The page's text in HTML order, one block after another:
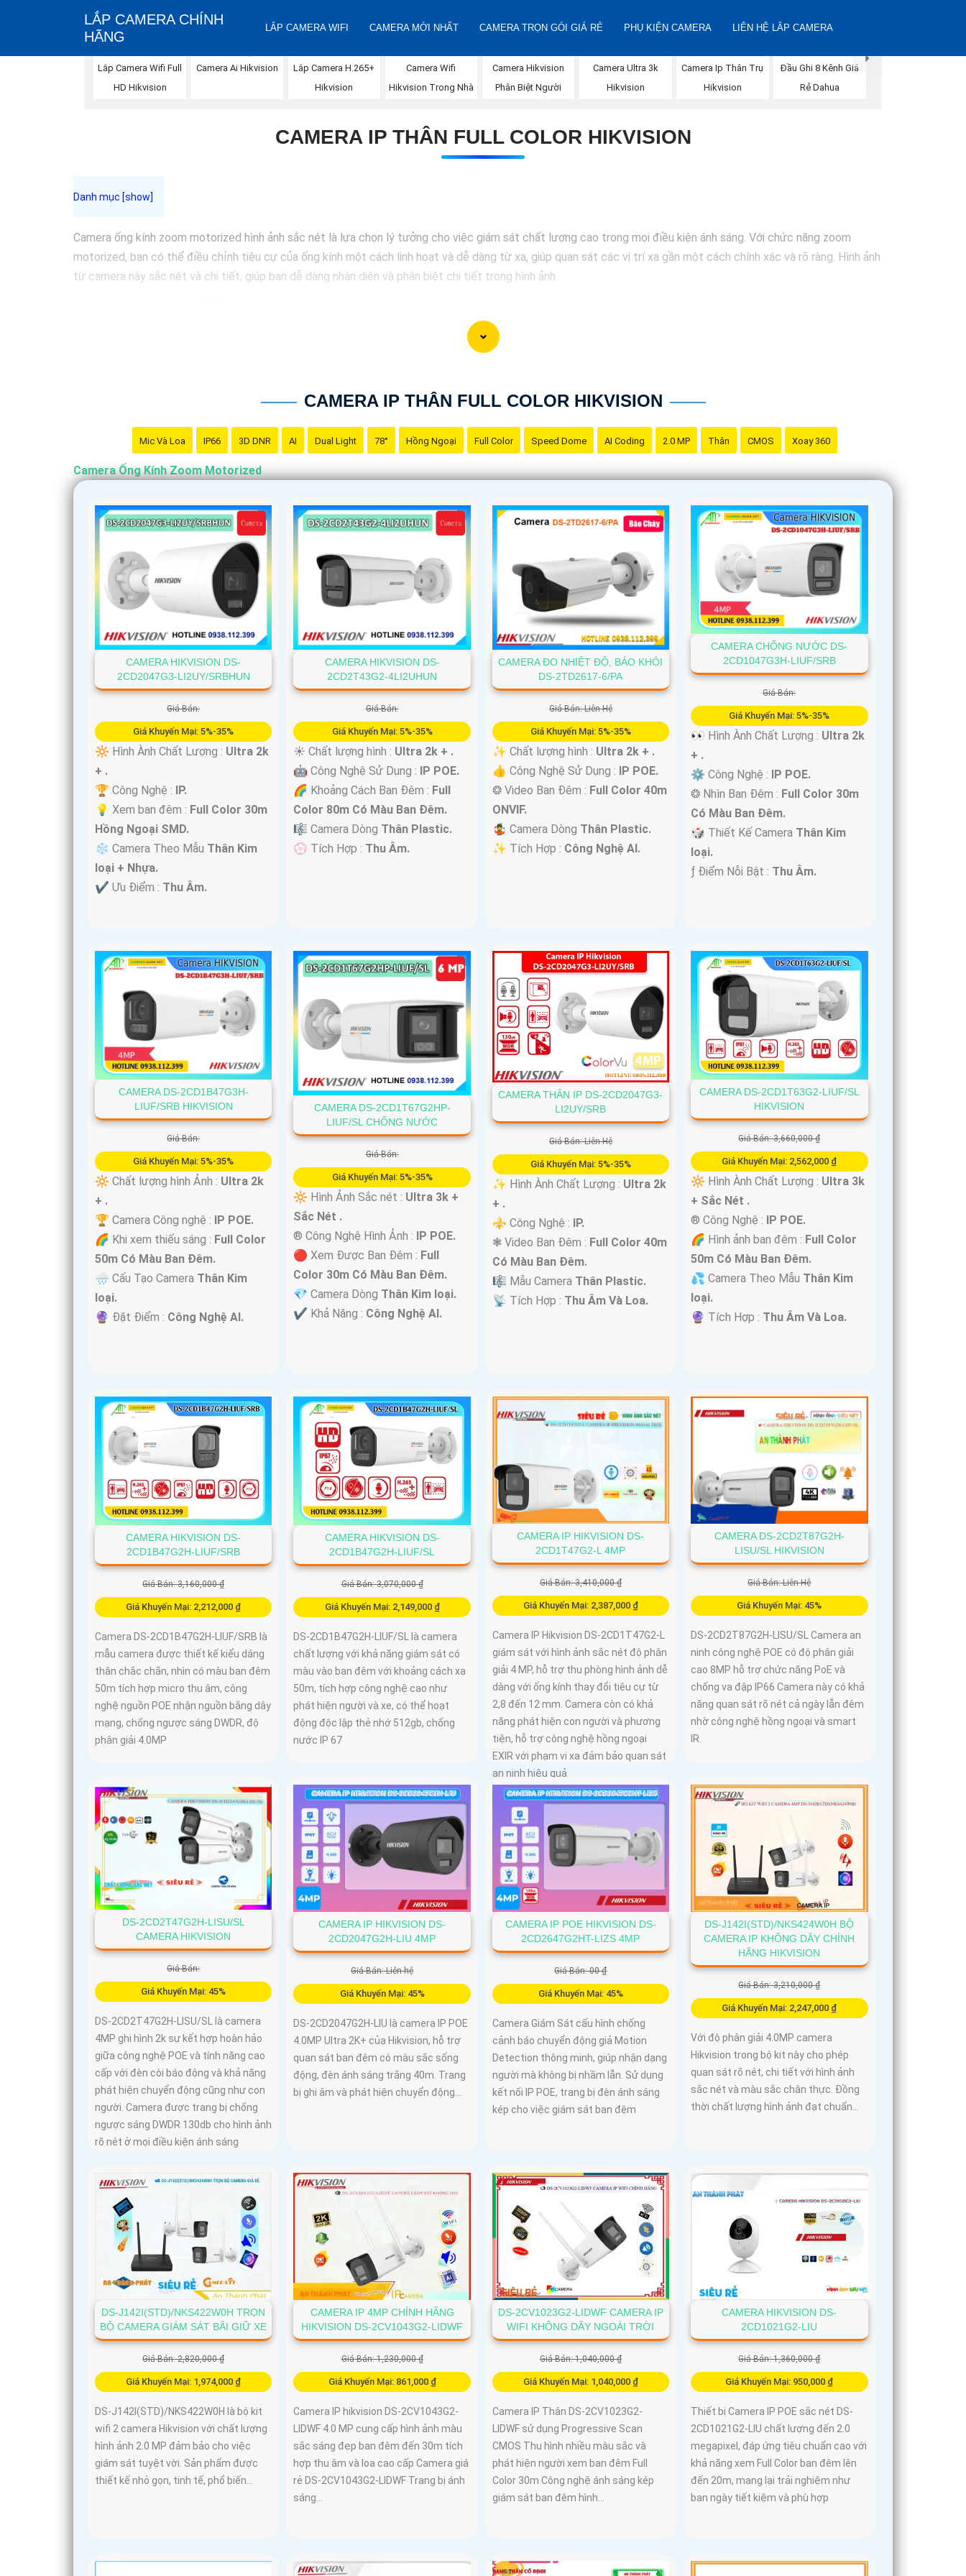
LẮP CAMERA CHÍNH
HÃNG
LẮP CAMERA WIFI CAMERA MỚI NHẤT CAMERA TRỌN GÓI GIÁ RẺ PHỤ KIỆN CAMERA LIÊN HỆ LẮP CAMERA
Lắp Camera Wifi Full
HD Hikvision
Camera Ai Hikvision
Lắp Camera H.265+
Hikvision
Camera Wifi
Hikvision Trong Nhà
Camera Hikvision
Phân Biệt Người
Camera Ultra 3k
Hikvision
Camera Ip Thân Trụ
Hikvision
Đầu Ghi 8 Kênh Giá
Rẻ Dahua
CAMERA IP THÂN FULL COLOR HIKVISION
Camera ống kính zoom motorized hình ảnh sắc nét là lựa chọn lý tưởng cho việc giám sát chất lượng cao trong mọi điều kiện ánh sáng. Với chức năng zoom
motorized, bạn có thể điều chỉnh tiêu cự của ống kính một cách linh hoạt và dễ dàng từ xa, giúp quan sát các vị trí xa gần một cách chính xác và rõ ràng. Hình ảnh
từ camera này sắc nét và chi tiết, giúp bạn dễ dàng nhận diện và phân biệt chi tiết trong hình ảnh.
CAMERA IP THÂN FULL COLOR HIKVISION
Mic Và Loa IP66 3D DNR AI Dual Light 78° Hồng Ngoại Full Color Speed Dome AI Coding 2.0 MP Thân CMOS Xoay 360
Camera Ống Kính Zoom Motorized
CAMERA HIKVISION DS-
2CD2047G3-LI2UY/SRBHUN
Giá Bán:
Giá Khuyến Mại: 5%-35%
🔆 Hình Ành Chất Lượng : Ultra 2k
+ .
🏆 Công Nghệ : IP.
💡 Xem ban đêm : Full Color 30m
Hồng Ngoại SMD.
❄ Camera Theo Mẫu Thân Kim
loại + Nhựa.
️✔️ Ưu Điểm : Thu Âm.
CAMERA HIKVISION DS-
2CD2T43G2-4LI2UHUN
Giá Bán:
Giá Khuyến Mại: 5%-35%
☀️ Chất lượng hình : Ultra 2k + .
🤖️ Công Nghệ Sử Dụng : IP POE.
🌈 Khoảng Cách Ban Đêm : Full
Color 80m Có Màu Ban Ðêm.
🎼️ Camera Dòng Thân Plastic.
️💮 Tích Hợp : Thu Âm.
CAMERA ĐO NHIỆT ĐỘ, BÁO KHÓI
DS-2TD2617-6/PA
Giá Bán: Liên Hệ
Giá Khuyến Mại: 5%-35%
✨ Chất lượng hình : Ultra 2k + .
👍 Công Nghệ Sử Dụng : IP POE.
❂ Video Ban Đêm : Full Color 40m
ONVIF.
🤹 Camera Dòng Thân Plastic.
️✨ Tích Hợp : Công Nghệ AI.
CAMERA CHỐNG NƯỚC DS-
2CD1047G3H-LIUF/SRB
Giá Bán:
Giá Khuyến Mại: 5%-35%
️
👀 Hình Ành Chất Lượng : Ultra 2k
+ .
⚙ Công Nghệ : IP POE.
❂ Nhìn Ban Đêm : Full Color 30m
Có Màu Ban Ðêm.
🎲 Thiết Kế Camera Thân Kim
loại.
️ƒ Điểm Nỗi Bật : Thu Âm.
CAMERA DS-2CD1B47G3H-
LIUF/SRB HIKVISION
Giá Bán:
Giá Khuyến Mại: 5%-35%
🔆 Chất lượng hình Ảnh : Ultra 2k
+ .
🏆 Camera Công nghệ : IP POE.
🌈 Khi xem thiếu sáng : Full Color
50m Có Màu Ban Ðêm.
🌧️ Cấu Tạo Camera Thân Kim
loại.
️🔮 Đặt Điểm : Công Nghệ AI.
CAMERA DS-2CD1T67G2HP-
LIUF/SL CHỐNG NƯỚC
Giá Bán:
Giá Khuyến Mại: 5%-35%
🔆 Hình Ảnh Sắc nét : Ultra 3k +
Sắc Nét .
®️ Công Nghệ Hình Ảnh : IP POE.
🔴 Xem Được Ban Đêm : Full
Color 30m Có Màu Ban Ðêm.
💎 Camera Dòng Thân Kim loại.
️✔️ Khả Năng : Công Nghệ AI.
CAMERA THÂN IP DS-2CD2047G3-
LI2UY/SRB
Giá Bán: Liên Hệ
Giá Khuyến Mại: 5%-35%
✨ Hình Ành Chất Lượng : Ultra 2k
+ .
⚜️ Công Nghệ : IP.
❃ Video Ban Đêm : Full Color 40m
Có Màu Ban Ðêm.
🎼️ Mẫu Camera Thân Plastic.
️📡 Tích Hợp : Thu Âm Và Loa.
CAMERA DS-2CD1T63G2-LIUF/SL
HIKVISION
Giá Bán: 3,660,000 ₫
Giá Khuyến Mại: 2,562,000 ₫
🔆 Hình Ành Chất Lượng : Ultra 3k
+ Sắc Nét .
®️ Công Nghệ : IP POE.
🌈 Hình ảnh ban đêm : Full Color
50m Có Màu Ban Ðêm.
💦 Camera Theo Mẫu Thân Kim
loại.
️🔮 Tích Hợp : Thu Âm Và Loa.
CAMERA HIKVISION DS-
2CD1B47G2H-LIUF/SRB
Giá Bán: 3,160,000 ₫
Giá Khuyến Mại: 2,212,000 ₫
Camera DS-2CD1B47G2H-LIUF/SRB là
mẫu camera được thiết kế kiểu dáng
thân chắc chắn, nhìn có màu ban đêm
50m tích hợp micro thu âm, công
nghệ nguồn POE nhận nguồn bằng dây
mạng, chống ngược sáng DWDR, độ
phân giải 4.0MP
CAMERA HIKVISION DS-
2CD1B47G2H-LIUF/SL
Giá Bán: 3,070,000 ₫
Giá Khuyến Mại: 2,149,000 ₫
DS-2CD1B47G2H-LIUF/SL là camera
chất lượng với khả năng giám sát có
màu vào ban đêm với khoảng cách xa
50m, tích hợp công nghệ cao như
phát hiện người và xe, có thể hoạt
động độc lập thẻ nhớ 512gb, chống
nước IP 67
CAMERA IP HIKVISION DS-
2CD1T47G2-L 4MP
Giá Bán: 3,410,000 ₫
Giá Khuyến Mại: 2,387,000 ₫
Camera IP Hikvision DS-2CD1T47G2-L
giám sát với hình ảnh sắc nét độ phân
giải 4 MP, hỗ trợ thu phòng hình ảnh dễ
dàng với ống kính thay đổi tiêu cự từ
2,8 đến 12 mm. Camera còn có khả
năng phát hiện con người và phương
tiện, hỗ trợ công nghệ hồng ngoại
EXIR với phạm vi xa đảm bảo quan sát
an ninh hiệu quả
CAMERA DS-2CD2T87G2H-
LISU/SL HIKVISION
Giá Bán: Liên Hệ
Giá Khuyến Mại: 45%
DS-2CD2T87G2H-LISU/SL Camera an
ninh công nghệ POE có độ phân giải
cao 8MP hỗ trợ chức năng PoE và
chống va đập IP66 Camera này có khả
năng quan sát rõ nét cả ngày lẫn đêm
nhờ công nghệ hồng ngoại và smart
IR.
DS-2CD2T47G2H-LISU/SL
CAMERA HIKVISION
Giá Bán:
Giá Khuyến Mại: 45%
DS-2CD2T47G2H-LISU/SL là camera
4MP ghi hình 2k sự kết hợp hoàn hảo
giữa công nghệ POE và tính năng cao
cấp với đèn còi báo động và khả năng
phát hiện chuyển động cũng như con
người. Camera được trang bị chống
ngược sáng DWDR 130db cho hình ảnh
rõ nét ở mọi điều kiện ánh sáng
CAMERA IP HIKVISION DS-
2CD2047G2H-LIU 4MP
Giá Bán: Liên hệ
Giá Khuyến Mại: 45%
DS-2CD2047G2H-LIU là camera IP POE
4.0MP Ultra 2K+ của Hikvision, hỗ trợ
quan sát ban đêm có màu sắc sống
động, đèn ánh sáng trắng 40m. Trang
bị ghi âm và phát hiện chuyển động...
CAMERA IP POE HIKVISION DS-
2CD2647G2HT-LIZS 4MP
Giá Bán: 00 ₫
Giá Khuyến Mại: 45%
Camera Giám Sát cấu hình chống
cảnh báo chuyển động giả Motion
Detection thông minh, giúp nhận dạng
người mà không bị nhầm lẫn. Sử dụng
kết nối IP POE, trang bị đèn ánh sáng
kép cho việc giám sát ban đêm
DS-J142I(STD)/NKS424W0H BỘ
CAMERA IP KHÔNG DÂY CHÍNH
HÃNG HIKVISION
Giá Bán: 3,210,000 ₫
Giá Khuyến Mại: 2,247,000 ₫
Với độ phân giải 4.0MP camera
Hikvision trong bộ kit này cho phép
quan sát rõ nét, chi tiết với hình ảnh
sắc nét và màu sắc chân thực. Đồng
thời chất lượng hình ảnh đạt chuẩn...
DS-J142I(STD)/NKS422W0H TRỌN
BỘ CAMERA GIÁM SÁT BÃI GIỮ XE
Giá Bán: 2,820,000 ₫
Giá Khuyến Mại: 1,974,000 ₫
DS-J142I(STD)/NKS422W0H là bộ kit
wifi 2 camera Hikvision với chất lượng
hình ảnh 2.0 MP đảm bảo cho việc
giám sát tuyệt vời. Sản phẩm được
thiết kế nhỏ gọn, tinh tế, phổ biến...
CAMERA IP 4MP CHÍNH HÃNG
HIKVISION DS-2CV1043G2-LIDWF
Giá Bán: 1,230,000 ₫
Giá Khuyến Mại: 861,000 ₫
Camera IP hikvision DS-2CV1043G2-
LIDWF 4.0 MP cung cấp hình ảnh màu
sắc sáng đẹp ban đêm đến 30m tích
hợp thu âm và loa cao cấp Camera giá
rẻ DS-2CV1043G2-LIDWF Trang bị ánh
sáng...
DS-2CV1023G2-LIDWF CAMERA IP
WIFI KHÔNG DÂY NGOÀI TRỜI
Giá Bán: 1,040,000 ₫
Giá Khuyến Mại: 1,040,000 ₫
Camera IP Thân DS-2CV1023G2-
LIDWF sử dụng Progressive Scan
CMOS Thu hình nhiều màu sắc và
phát hiện người xem ban đêm Full
Color 30m Công nghệ ánh sáng kép
giám sát ban đêm hình...
CAMERA HIKVISION DS-
2CD1021G2-LIU
Giá Bán: 1,360,000 ₫
Giá Khuyến Mại: 950,000 ₫
Thiết bị Camera IP POE sắc nét DS-
2CD1021G2-LIU chất lượng đến 2.0
megapixel, đáp ứng tiêu chuẩn cao với
khả năng xem Full Color ban đêm lên
đến 20m, mang lại trải nghiệm như
ban ngày tiết kiệm và phù hợp